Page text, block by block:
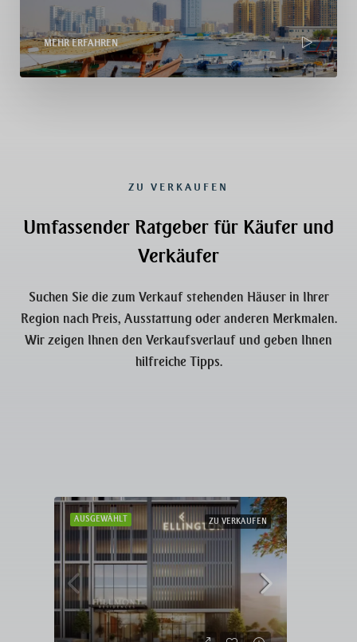
MEHR ERFAHREN
ZU VERKAUFEN
Umfassender Ratgeber für Käufer und
Verkäufer
Suchen Sie die zum Verkauf stehenden Häuser in Ihrer
Region nach Preis, Ausstattung oder anderen Merkmalen.
Wir zeigen Ihnen den Verkaufsverlauf und geben Ihnen
hilfreiche Tipps.
AUSGEWÄHLT ZU VERKAUFEN